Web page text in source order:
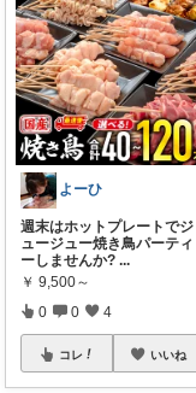
よーひ
週末はホットプレートでジ
ュージュー焼き鳥パーティ
ーしませんか? ...
￥ 9,500～
0 0 4
コレ いいね